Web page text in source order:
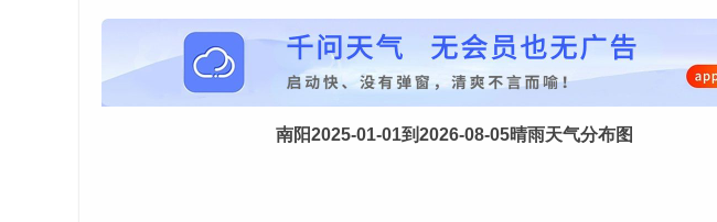
南阳2025-01-01到2026-08-05晴雨天气分布图